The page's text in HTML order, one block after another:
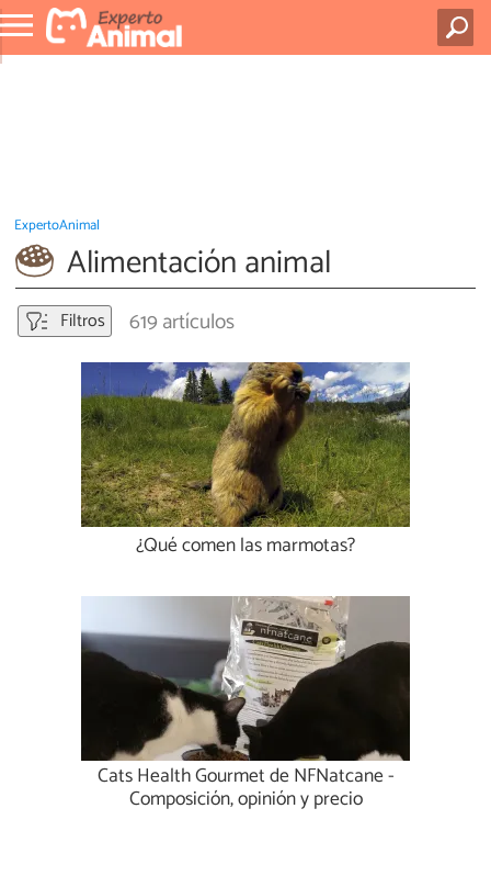
ExpertoAnimal
Alimentación animal
Filtros 619 artículos
¿Qué comen las marmotas?
Cats Health Gourmet de NFNatcane -
Composición, opinión y precio